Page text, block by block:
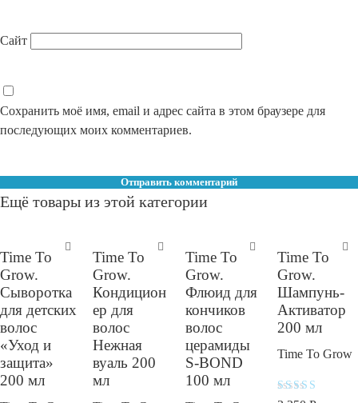
Сайт
Сохранить моё имя, email и адрес сайта в этом браузере для
последующих моих комментариев.
Ещё товары из этой категории
Time To
Grow.
Сыворотка
для детских
волос
«Уход и
защита»
200 мл
Time To
Grow.
Кондицион
ер для
волос
Нежная
вуаль 200
мл
Time To
Grow.
Флюид для
кончиков
волос
церамиды
S-BOND
100 мл
Time To
Grow.
Шампунь-
Активатор
200 мл
Time To Grow